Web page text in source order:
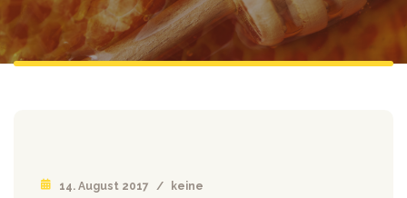
14. August 2017 / keine